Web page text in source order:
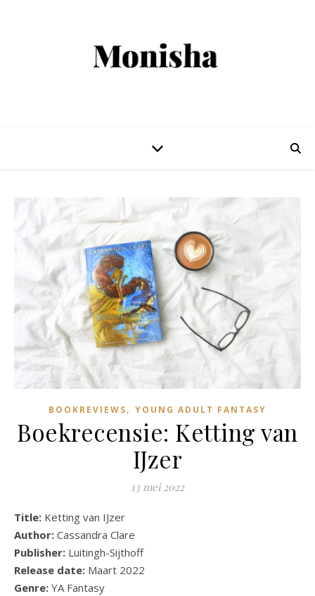
BOOKREVIEWS, YOUNG ADULT FANTASY
Boekrecensie: Ketting van
IJzer
13 mei 2022
Title: Ketting van IJzer
Author: Cassandra Clare
Publisher: Luitingh-Sijthoff
Release date: Maart 2022
Genre: YA Fantasy